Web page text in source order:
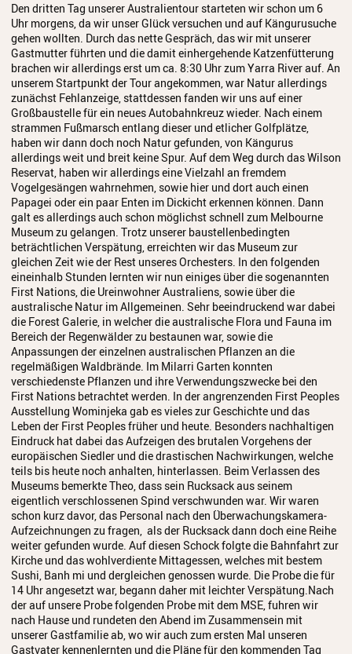
Den dritten Tag unserer Australientour starteten wir schon um 6
Uhr morgens, da wir unser Glück versuchen und auf Kängurusuche
gehen wollten. Durch das nette Gespräch, das wir mit unserer
Gastmutter führten und die damit einhergehende Katzenfütterung
brachen wir allerdings erst um ca. 8:30 Uhr zum Yarra River auf. An
unserem Startpunkt der Tour angekommen, war Natur allerdings
zunächst Fehlanzeige, stattdessen fanden wir uns auf einer
Großbaustelle für ein neues Autobahnkreuz wieder. Nach einem
strammen Fußmarsch entlang dieser und etlicher Golfplätze,
haben wir dann doch noch Natur gefunden, von Kängurus
allerdings weit und breit keine Spur. Auf dem Weg durch das Wilson
Reservat, haben wir allerdings eine Vielzahl an fremdem
Vogelgesängen wahrnehmen, sowie hier und dort auch einen
Papagei oder ein paar Enten im Dickicht erkennen können. Dann
galt es allerdings auch schon möglichst schnell zum Melbourne
Museum zu gelangen. Trotz unserer baustellenbedingten
beträchtlichen Verspätung, erreichten wir das Museum zur
gleichen Zeit wie der Rest unseres Orchesters. In den folgenden
eineinhalb Stunden lernten wir nun einiges über die sogenannten
First Nations, die Ureinwohner Australiens, sowie über die
australische Natur im Allgemeinen. Sehr beeindruckend war dabei
die Forest Galerie, in welcher die australische Flora und Fauna im
Bereich der Regenwälder zu bestaunen war, sowie die
Anpassungen der einzelnen australischen Pflanzen an die
regelmäßigen Waldbrände. Im Milarri Garten konnten
verschiedenste Pflanzen und ihre Verwendungszwecke bei den
First Nations betrachtet werden. In der angrenzenden First Peoples
Ausstellung Wominjeka gab es vieles zur Geschichte und das
Leben der First Peoples früher und heute. Besonders nachhaltigen
Eindruck hat dabei das Aufzeigen des brutalen Vorgehens der
europäischen Siedler und die drastischen Nachwirkungen, welche
teils bis heute noch anhalten, hinterlassen. Beim Verlassen des
Museums bemerkte Theo, dass sein Rucksack aus seinem
eigentlich verschlossenen Spind verschwunden war. Wir waren
schon kurz davor, das Personal nach den Überwachungskamera-
Aufzeichnungen zu fragen, als der Rucksack dann doch eine Reihe
weiter gefunden wurde. Auf diesen Schock folgte die Bahnfahrt zur
Kirche und das wohlverdiente Mittagessen, welches mit bestem
Sushi, Banh mi und dergleichen genossen wurde. Die Probe die für
14 Uhr angesetzt war, begann daher mit leichter Verspätung.Nach
der auf unsere Probe folgenden Probe mit dem MSE, fuhren wir
nach Hause und rundeten den Abend im Zusammensein mit
unserer Gastfamilie ab, wo wir auch zum ersten Mal unseren
Gastvater kennenlernten und die Pläne für den kommenden Tag